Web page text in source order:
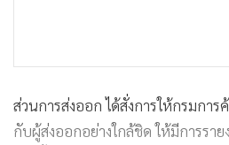
ส่วนการส่งออก ได้สั่งการให้กรมการ
กับผู้ส่งออกอย่างใกล้ชิด ให้มีการรา